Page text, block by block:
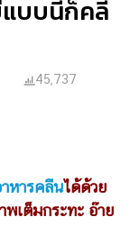
แบบนี้ก็คลี
45,737
หารคลีนได้ด้วย
เต็มกระทะ อ๊าย